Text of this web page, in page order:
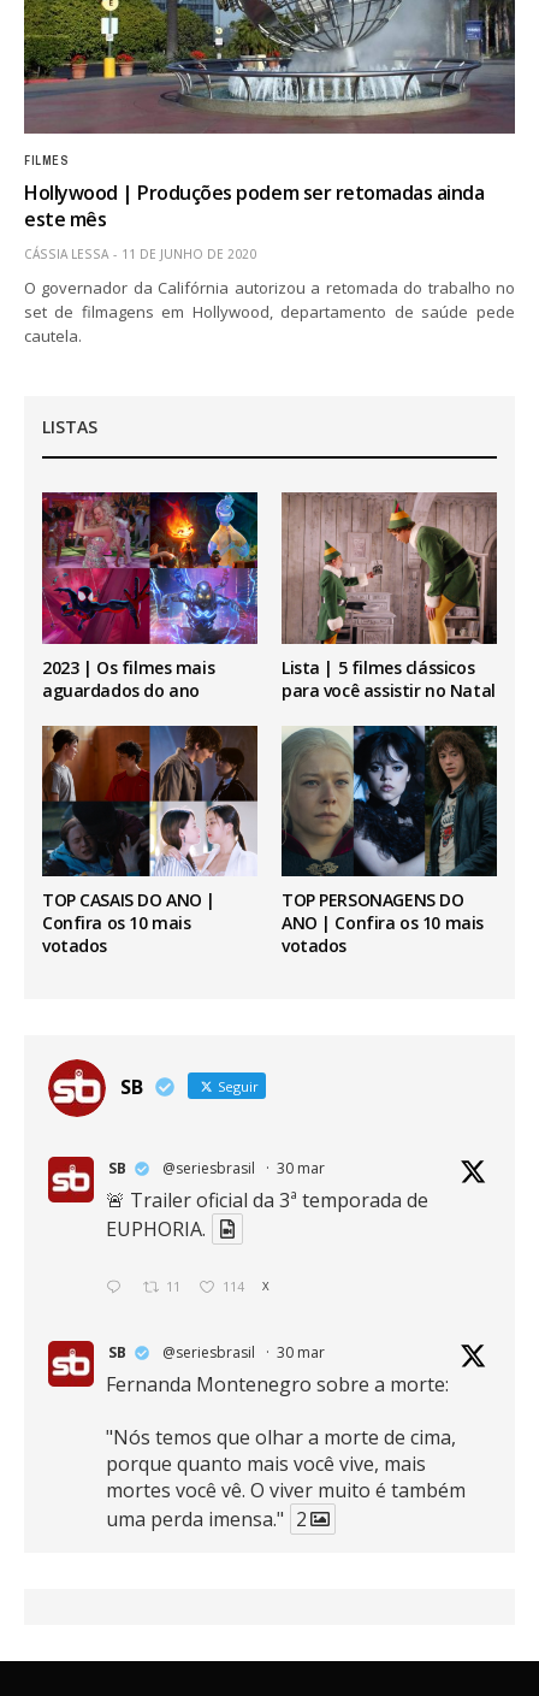
FILMES
Hollywood | Produções podem ser retomadas ainda
este mês
CÁSSIA LESSA 11 DE JUNHO DE 2020
O governador da Califórnia autorizou a retomada do trabalho no
set de filmagens em Hollywood, departamento de saúde pede
cautela.
LISTAS
2023 | Os filmes mais
aguardados do ano
Lista | 5 filmes clássicos
para você assistir no Natal
TOP CASAIS DO ANO |
Confira os 10 mais
votados
TOP PERSONAGENS DO
ANO | Confira os 10 mais
votados
SB Seguir
SB @seriesbrasil · 30 mar
🚨 Trailer oficial da 3ª temporada de
EUPHORIA.
11 114 X
SB @seriesbrasil · 30 mar
Fernanda Montenegro sobre a morte:
"Nós temos que olhar a morte de cima,
porque quanto mais você vive, mais
mortes você vê. O viver muito é também
uma perda imensa." 2